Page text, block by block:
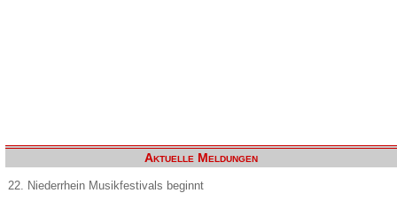
Aktuelle Meldungen
22. Niederrhein Musikfestivals beginnt